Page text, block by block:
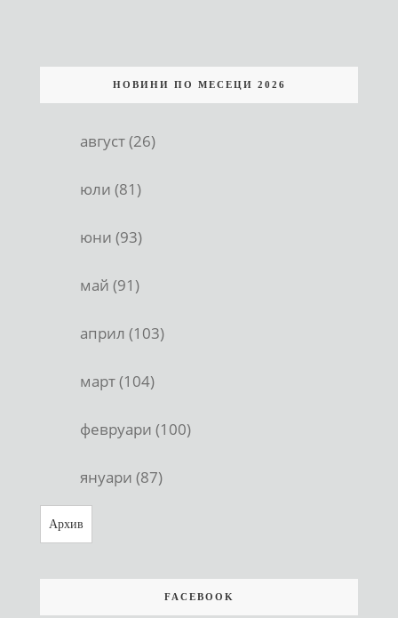
НОВИНИ ПО МЕСЕЦИ 2026
август (26)
юли (81)
юни (93)
май (91)
април (103)
март (104)
февруари (100)
януари (87)
Архив
FACEBOOK